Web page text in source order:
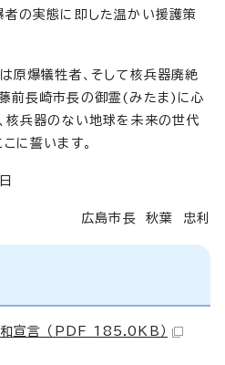
の実態に即した温かい援護策
原爆犠牲者、そして核兵器廃絶
前長崎市長の御霊(みたま)に心
核兵器のない地球を未来の世代
に誓います。
広島市長 秋葉 忠利
宣言 （PDF 185.0KB）